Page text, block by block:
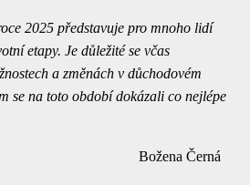
2025 představuje pro mnoho lidí
etapy. Je důležité se včas
a změnách v důchodovém
se na toto období dokázali co nejlépe
Božena Černá